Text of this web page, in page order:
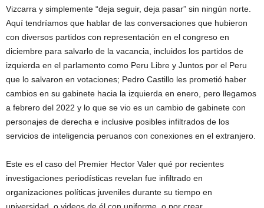
Vizcarra y simplemente “deja seguir, deja pasar” sin ningún norte.
Aquí tendríamos que hablar de las conversaciones que hubieron
con diversos partidos con representación en el congreso en
diciembre para salvarlo de la vacancia, incluidos los partidos de
izquierda en el parlamento como Peru Libre y Juntos por el Peru
que lo salvaron en votaciones; Pedro Castillo les prometió haber
cambios en su gabinete hacia la izquierda en enero, pero llegamos
a febrero del 2022 y lo que se vio es un cambio de gabinete con
personajes de derecha e inclusive posibles infiltrados de los
servicios de inteligencia peruanos con conexiones en el extranjero.
Este es el caso del Premier Hector Valer qué por recientes
investigaciones periodísticas revelan fue infiltrado en
organizaciones políticas juveniles durante su tiempo en